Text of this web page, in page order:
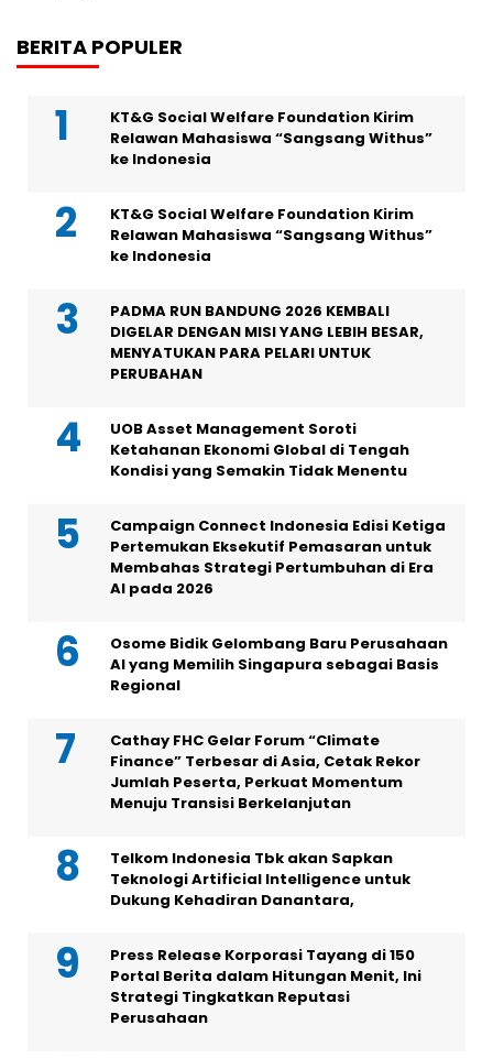
BERITA POPULER
KT&G Social Welfare Foundation Kirim
Relawan Mahasiswa “Sangsang Withus”
ke Indonesia
KT&G Social Welfare Foundation Kirim
Relawan Mahasiswa “Sangsang Withus”
ke Indonesia
PADMA RUN BANDUNG 2026 KEMBALI
DIGELAR DENGAN MISI YANG LEBIH BESAR,
MENYATUKAN PARA PELARI UNTUK
PERUBAHAN
UOB Asset Management Soroti
Ketahanan Ekonomi Global di Tengah
Kondisi yang Semakin Tidak Menentu
Campaign Connect Indonesia Edisi Ketiga
Pertemukan Eksekutif Pemasaran untuk
Membahas Strategi Pertumbuhan di Era
AI pada 2026
Osome Bidik Gelombang Baru Perusahaan
AI yang Memilih Singapura sebagai Basis
Regional
Cathay FHC Gelar Forum “Climate
Finance” Terbesar di Asia, Cetak Rekor
Jumlah Peserta, Perkuat Momentum
Menuju Transisi Berkelanjutan
Telkom Indonesia Tbk akan Sapkan
Teknologi Artificial Intelligence untuk
Dukung Kehadiran Danantara,
Press Release Korporasi Tayang di 150
Portal Berita dalam Hitungan Menit, Ini
Strategi Tingkatkan Reputasi
Perusahaan